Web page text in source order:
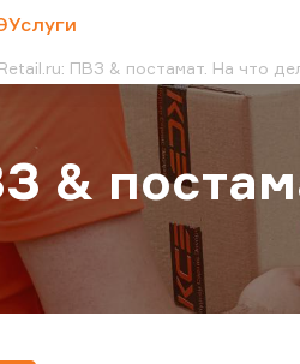
Услуги
Retail.ru: ПВЗ & постамат. На что
&